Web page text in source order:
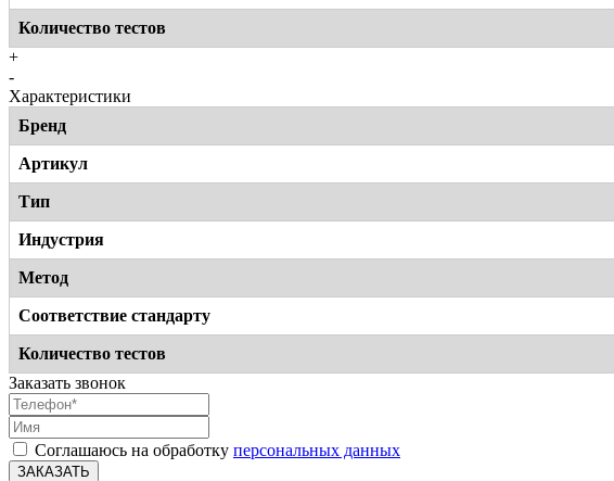
Количество тестов
+
-
Характеристики
Бренд
Артикул
Тип
Индустрия
Метод
Соответствие стандарту
Количество тестов
Заказать звонок
Соглашаюсь на обработку персональных данных
ЗАКАЗАТЬ